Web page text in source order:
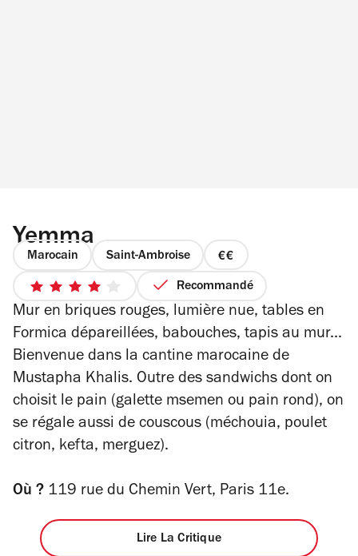
Yemma
Marocain Saint-Ambroise
prix
2
4
sur
5
étoiles
Recommandé
Mur en briques rouges, lumière nue, tables en
Formica dépareillées, babouches, tapis au mur...
Bienvenue dans la cantine marocaine de
Mustapha Khalis. Outre des sandwichs dont on
choisit le pain (galette msemen ou pain rond), on
se régale aussi de couscous (méchouia, poulet
citron, kefta, merguez).
Où ? 119 rue du Chemin Vert, Paris 11e.
Lire La Critique